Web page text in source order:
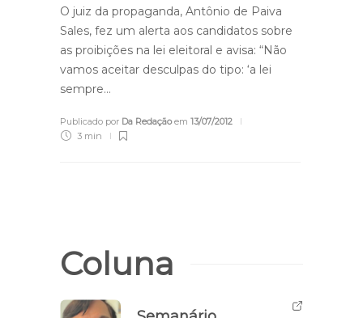
O juiz da propaganda, Antônio de Paiva
Sales, fez um alerta aos candidatos sobre
as proibições na lei eleitoral e avisa: “Não
vamos aceitar desculpas do tipo: ‘a lei
sempre…
Publicado por Da Redaçãoem 13/07/2012
3 min
Coluna